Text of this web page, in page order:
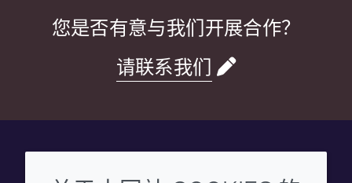
您是否有意与我们开展合作？
请联系我们